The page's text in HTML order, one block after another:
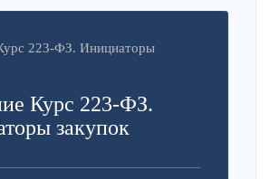
223-ФЗ. Инициаторы
Курс 223-ФЗ.
закупок